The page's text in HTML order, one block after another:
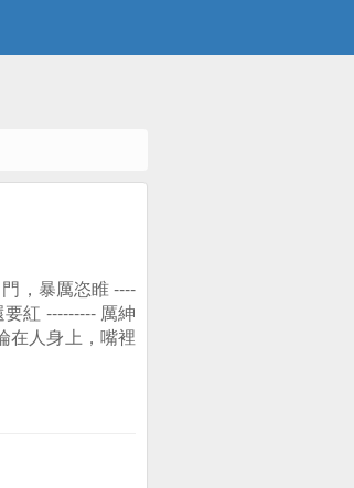
，暴厲恣睢 ----
紅 --------- 厲紳
在人身上，嘴裡